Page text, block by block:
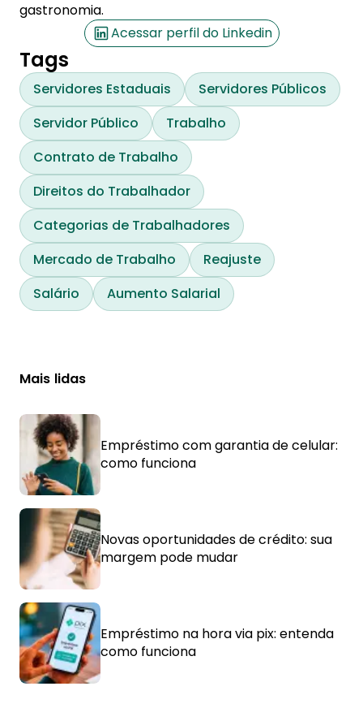
gastronomia.
Acessar perfil do Linkedin
Tags
Servidores Estaduais
Servidores Públicos
Servidor Público
Trabalho
Contrato de Trabalho
Direitos do Trabalhador
Categorias de Trabalhadores
Mercado de Trabalho
Reajuste
Salário
Aumento Salarial
Mais lidas
Empréstimo com garantia de celular:
como funciona
Novas oportunidades de crédito: sua
margem pode mudar
Empréstimo na hora via pix: entenda
como funciona